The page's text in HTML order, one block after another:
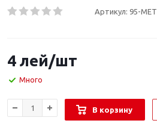
Артикул: 95-MET
4 лей/шт
Много
В корзину